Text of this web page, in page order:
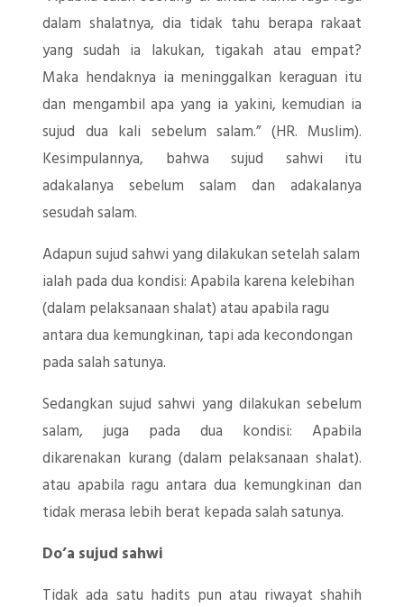
dalam shalatnya, dia tidak tahu berapa rakaat
yang sudah ia lakukan, tigakah atau empat?
Maka hendaknya ia meninggalkan keraguan itu
dan mengambil apa yang ia yakini, kemudian ia
sujud dua kali sebelum salam.” (HR. Muslim).
Kesimpulannya, bahwa sujud sahwi itu
adakalanya sebelum salam dan adakalanya
sesudah salam.
Adapun sujud sahwi yang dilakukan setelah salam
ialah pada dua kondisi: Apabila karena kelebihan
(dalam pelaksanaan shalat) atau apabila ragu
antara dua kemungkinan, tapi ada kecondongan
pada salah satunya.
Sedangkan sujud sahwi yang dilakukan sebelum
salam, juga pada dua kondisi: Apabila
dikarenakan kurang (dalam pelaksanaan shalat).
atau apabila ragu antara dua kemungkinan dan
tidak merasa lebih berat kepada salah satunya.
Do’a sujud sahwi
Tidak ada satu hadits pun atau riwayat shahih